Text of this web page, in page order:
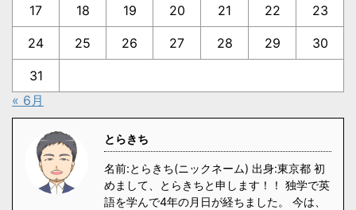
17 18 19 20 21 22 23
24 25 26 27 28 29 30
31
« 6月
とらきち
名前:とらきち(ニックネーム) 出身:東京都 初
めまして、とらきちと申します！！ 独学で英
語を学んで4年の月日が経ちました。 今は、